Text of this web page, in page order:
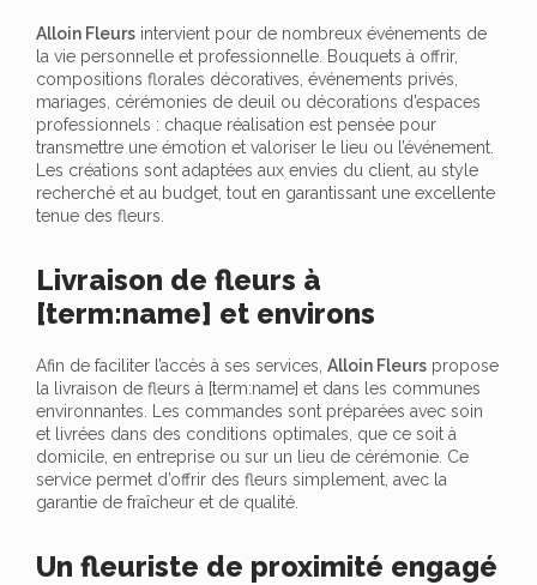
Alloin Fleurs intervient pour de nombreux événements de
la vie personnelle et professionnelle. Bouquets à offrir,
compositions florales décoratives, événements privés,
mariages, cérémonies de deuil ou décorations d’espaces
professionnels : chaque réalisation est pensée pour
transmettre une émotion et valoriser le lieu ou l’événement.
Les créations sont adaptées aux envies du client, au style
recherché et au budget, tout en garantissant une excellente
tenue des fleurs.
Livraison de fleurs à
[term:name] et environs
Afin de faciliter l’accès à ses services, Alloin Fleurs propose
la livraison de fleurs à [term:name] et dans les communes
environnantes. Les commandes sont préparées avec soin
et livrées dans des conditions optimales, que ce soit à
domicile, en entreprise ou sur un lieu de cérémonie. Ce
service permet d’offrir des fleurs simplement, avec la
garantie de fraîcheur et de qualité.
Un fleuriste de proximité engagé